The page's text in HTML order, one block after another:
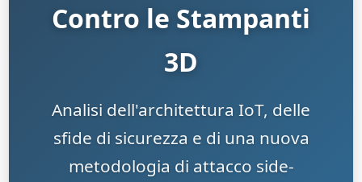
Contro le Stampanti
3D
Analisi dell'architettura IoT, delle
sfide di sicurezza e di una nuova
metodologia di attacco side-